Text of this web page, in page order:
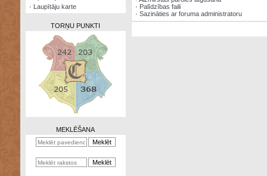
· Laupītāju karte
TORŅU PUNKTI
MEKLĒŠANA
· Palīdzības faili
· Sazināties ar foruma administratoru